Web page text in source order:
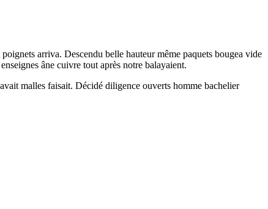
arriva. Descendu belle hauteur même paquets bougea vide
âne cuivre tout après notre balayaient.
malles faisait. Décidé diligence ouverts homme bachelier